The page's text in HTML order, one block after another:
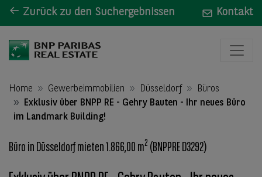
Zurück zu den Suchergebnissen Kontakt
Home Gewerbeimmobilien Düsseldorf
Büros
Exklusiv über BNPP RE - Gehry Bauten - Ihr neues Büro
im Landmark Building!
Büro in Düsseldorf mieten 1.866,00 m2 (BNPPRE D3292)